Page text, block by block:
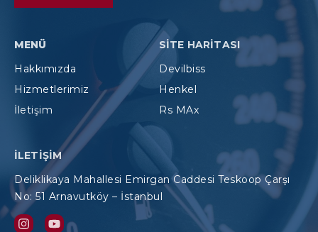
MENÜ
Hakkımızda
Hizmetlerimiz
İletişim
SITE HARITASI
Devilbiss
Henkel
Rs MAx
İLETIŞIM
Deliklikaya Mahallesi Emirgan Caddesi Teskoop Çarşı
No: 51 Arnavutköy – İstanbul